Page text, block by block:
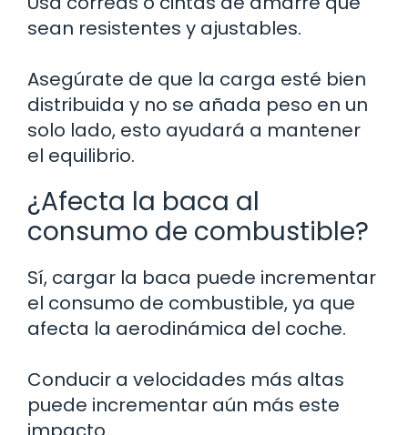
sean resistentes y ajustables.
Asegúrate de que la carga esté bien
distribuida y no se añada peso en un
solo lado, esto ayudará a mantener
el equilibrio.
¿Afecta la baca al
consumo de combustible?
Sí, cargar la baca puede incrementar
el consumo de combustible, ya que
afecta la aerodinámica del coche.
Conducir a velocidades más altas
puede incrementar aún más este